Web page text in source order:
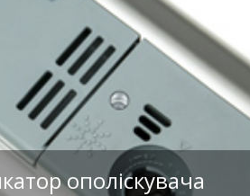
ополіскувача